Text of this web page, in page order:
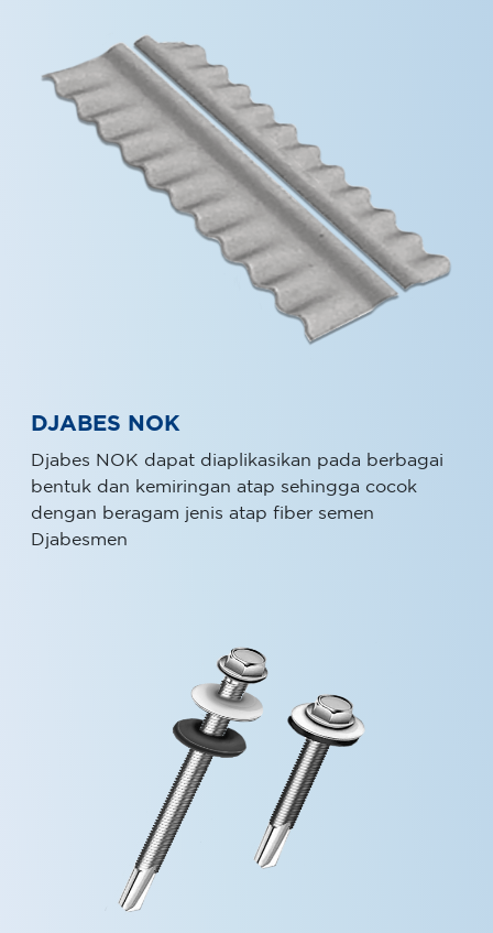
DJABES NOK
Djabes NOK dapat diaplikasikan pada berbagai
bentuk dan kemiringan atap sehingga cocok
dengan beragam jenis atap fiber semen
Djabesmen